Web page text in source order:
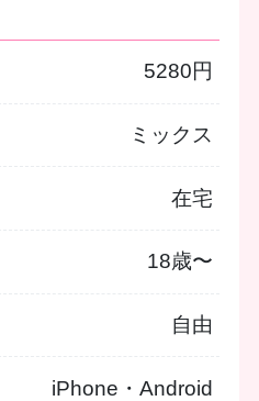
5280円
ミックス
在宅
18歳〜
自由
iPhone・Android